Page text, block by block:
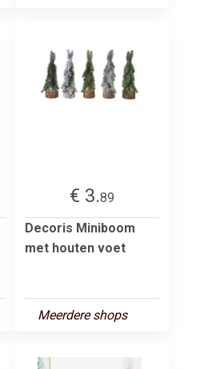
€ 3.89
Decoris Miniboom
met houten voet
Meerdere shops